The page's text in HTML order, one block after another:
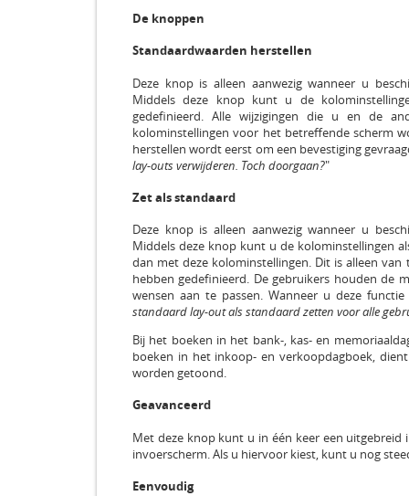
De knoppen
Standaardwaarden herstellen
Deze knop is alleen aanwezig wanneer u
Middels deze knop kunt u de
gedefinieerd. Alle wijzigingen die u en de
kolominstellingen voor het betreffende scherm
herstellen wordt eerst om een bevestiging
lay-outs verwijderen. Toch doorgaan?"
Zet als standaard
Deze knop is alleen aanwezig wanneer u
Middels deze knop kunt u de kolominstellingen
dan met deze kolominstellingen. Dit is alleen
hebben gedefinieerd. De gebruikers houden de
wensen aan te passen. Wanneer u deze
standaard lay-out als standaard zetten voor alle
Bij het boeken in het bank-, kas- en
boeken in het inkoop- en verkoopdagboek,
worden getoond.
Geavanceerd
Met deze knop kunt u in één keer een
invoerscherm. Als u hiervoor kiest, kunt u nog
Eenvoudig